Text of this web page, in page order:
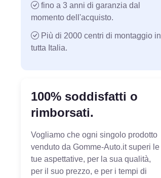
fino a 3 anni di garanzia dal
momento dell'acquisto.
Più di 2000 centri di montaggio in
tutta Italia.
100% soddisfatti o
rimborsati.
Vogliamo che ogni singolo prodotto
venduto da Gomme-Auto.it superi le
tue aspettative, per la sua qualità,
per il suo prezzo, e per i tempi di